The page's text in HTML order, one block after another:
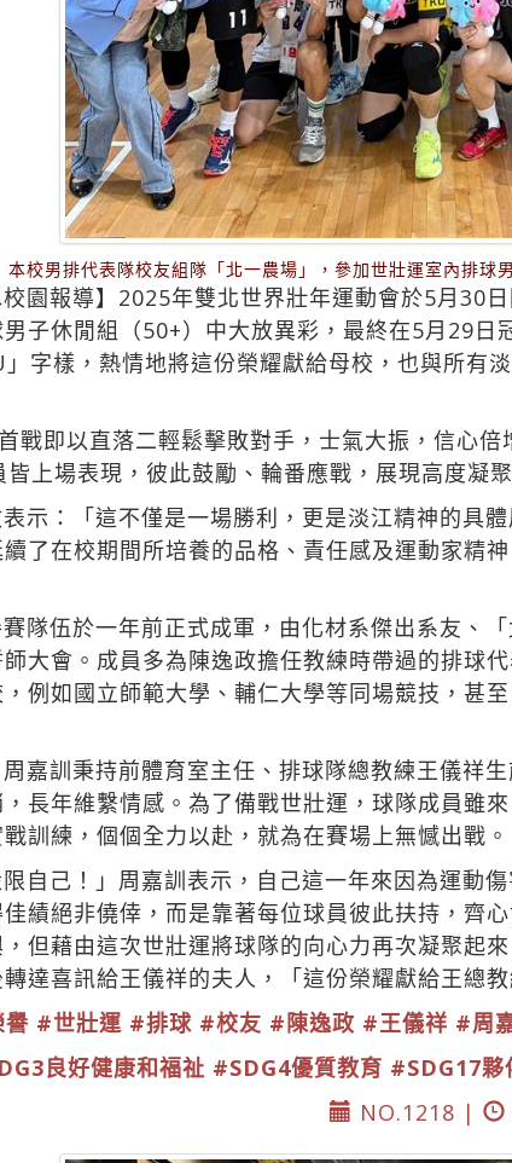
本校男排代表隊校友組隊「北一農場」，參加世壯運室內排球
校園報導】2025年雙北世界壯年運動會於5月30
子休閒組（50+）中大放異彩，最終在5月29
字樣，熱情地將這份榮耀獻給母校，也與所有
戰即以直落二輕鬆擊敗對手，士氣大振，信心
上場表現，彼此鼓勵、輪番應戰，展現高度凝
示：「這不僅是一場勝利，更是淡江精神的具
了在校期間所培養的品格、責任感及運動家精
隊伍於一年前正式成軍，由化材系傑出系友、
大會。成員多為陳逸政擔任教練時帶過的排球
例如國立師範大學、輔仁大學等同場競技，甚
嘉訓秉持前體育室主任、排球隊總教練王儀祥
長年維繫情感。為了備戰世壯運，球隊成員雖
訓練，個個全力以赴，就為在賽場上無憾出戰。
限自己！」周嘉訓表示，自己這一年來因為運動
績絕非僥倖，而是靠著每位球員彼此扶持，齊
但藉由這次世壯運將球隊的向心力再次凝聚起
達喜訊給王儀祥的夫人，「這份榮耀獻給王總
譽 #世壯運 #排球 #校友 #陳逸政 #王儀祥 #周
良好健康和福祉 #SDG4優質教育 #SDG17夥
NO.1218 |